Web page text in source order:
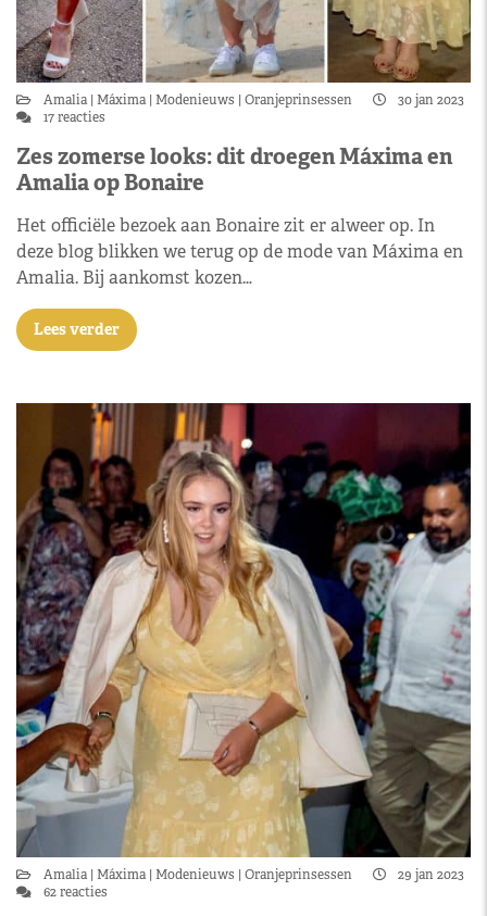
Amalia Máxima Modenieuws Oranjeprinsessen
30 jan 2023
17 reacties
Zes zomerse looks: dit droegen Máxima en
Amalia op Bonaire
Het officiële bezoek aan Bonaire zit er alweer op. In
deze blog blikken we terug op de mode van Máxima en
Amalia. Bij aankomst kozen…
Lees verder
Amalia Máxima Modenieuws Oranjeprinsessen
29 jan 2023
62 reacties